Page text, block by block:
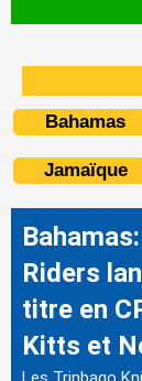
Bahamas
Jamaïque
Riders
titre en
Kitts et